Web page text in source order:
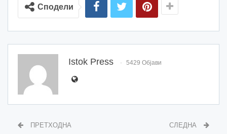
Сподели
Istok Press 5429 Објави
ПРЕТХОДНА СЛЕДНА